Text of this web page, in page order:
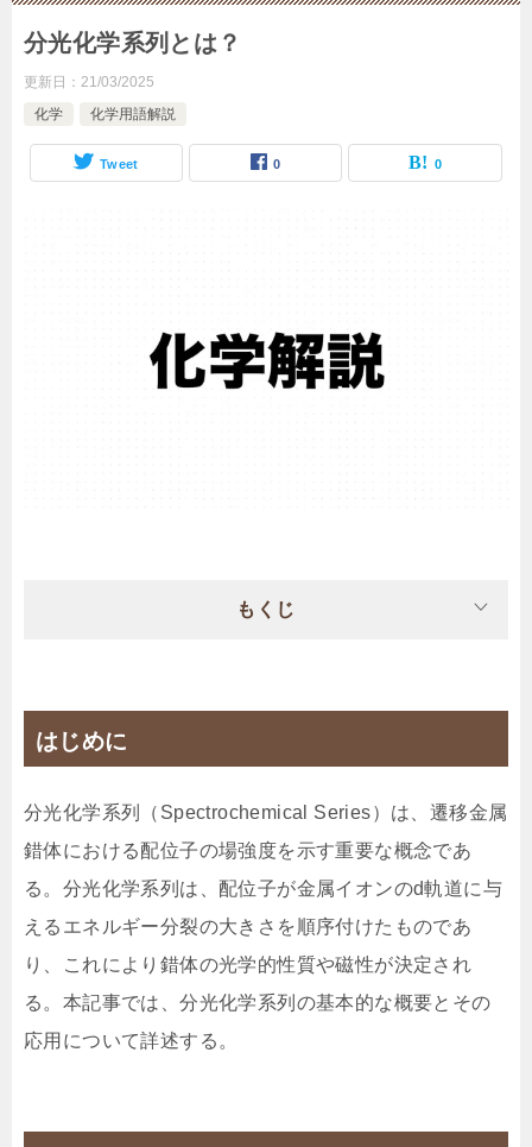
分光化学系列とは？
更新日： 21/03/2025
化学
化学用語解説
Tweet 0 0
もくじ
はじめに
分光化学系列（Spectrochemical Series）は、遷移金属
錯体における配位子の場強度を示す重要な概念であ
る。分光化学系列は、配位子が金属イオンのd軌道に与
えるエネルギー分裂の大きさを順序付けたものであ
り、これにより錯体の光学的性質や磁性が決定され
る。本記事では、分光化学系列の基本的な概要とその
応用について詳述する。